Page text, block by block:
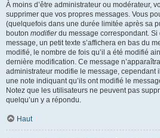
À moins d’être administrateur ou modérateur,
supprimer que vos propres messages. Vous
(quelquefois dans une durée limitée après sa
bouton modifierdu message correspondant. Si
message, un petit texte s’affichera en bas du
modifié, le nombre de fois qu’il a été modifié
dernière modification. Ce message
administrateur modifie le message, cependant
une note indiquant qu’ils ont modifié le
Notez que les utilisateurs ne peuvent pas
quelqu’un y a répondu.
Haut